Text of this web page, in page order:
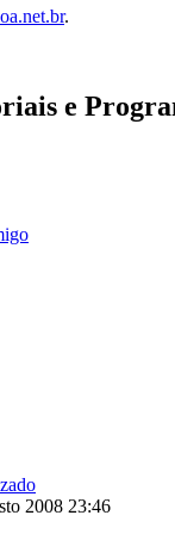
.
e
2008 23:46